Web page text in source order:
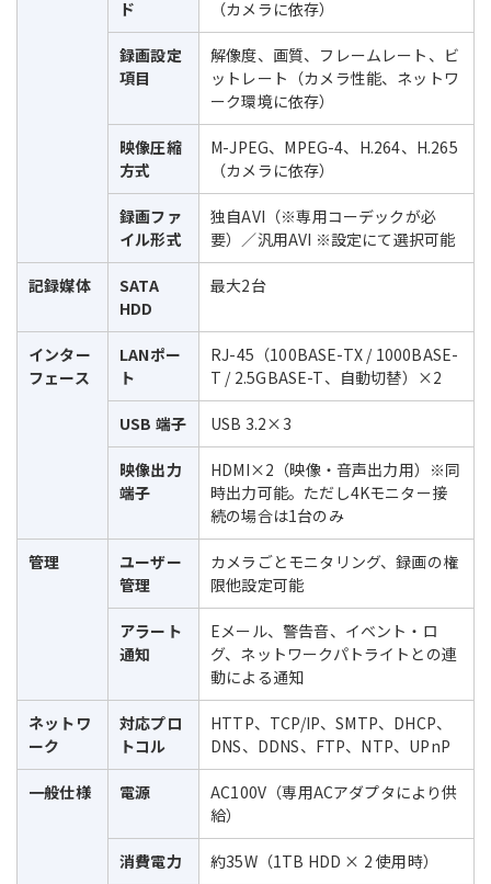
ド （カメラに依存）
録画設定
項目
解像度、画質、フレームレート、ビ
ットレート（カメラ性能、ネットワ
ーク環境に依存）
映像圧縮
方式
M-JPEG、MPEG-4、H.264、H.265
（カメラに依存）
録画ファ
イル形式
独自AVI（※専用コーデックが必
要）／汎用AVI ※設定にて選択可能
記録媒体
SATA
HDD
最大2台
インター
フェース
LANポー
ト
RJ-45（100BASE-TX / 1000BASE-
T / 2.5GBASE-T、自動切替）×2
USB 端子 USB 3.2×3
映像出力
端子
HDMI×2（映像・音声出力用）※同
時出力可能。ただし4Kモニター接
続の場合は1台のみ
管理
ユーザー
管理
カメラごとモニタリング、録画の権
限他設定可能
アラート
通知
Eメール、警告音、イベント・ロ
グ、ネットワークパトライトとの連
動による通知
ネットワ
ーク
対応プロ
トコル
HTTP、TCP/IP、SMTP、DHCP、
DNS、DDNS、FTP、NTP、UPnP
一般仕様 電源
AC100V（専用ACアダプタにより供
給）
消費電力 約35W（1TB HDD × 2 使用時）